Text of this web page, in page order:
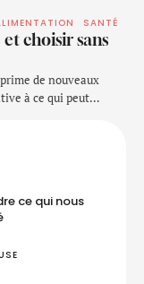
SANTÉ
choisir sans
de nouveaux
à ce qui peut
de retrouver une
cellulaire.Dans
ce qui nous